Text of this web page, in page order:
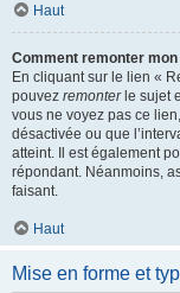
Haut
Comment remonter
En cliquant sur le lien «
pouvez remonterle sujet
vous ne voyez pas ce
désactivée ou que
atteint. Il est également
répondant. Néanmoins,
faisant.
Haut
Mise en forme et